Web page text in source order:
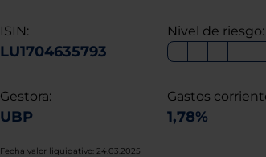
ISIN:
LU1704635793
Nivel de riesgo:
Gestora:
UBP
Gastos
1,78%
Fecha valor liquidativo: 24.03.2025